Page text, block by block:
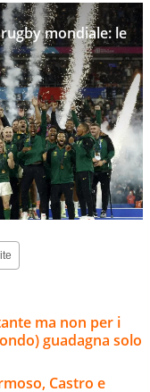
mondiale: le
ma non per i
guadagna solo
Castro e